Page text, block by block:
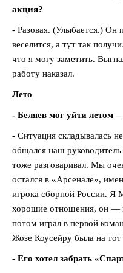
акция?
- Разовая. (Улыбается.) Он
веселится, а тут так
что я могу заметить.
работу наказал.
Лето
- Беляев мог уйти летом
- Ситуация складывалась
общался наш
тоже разговаривал. Мы
остался в «Арсенале»,
игрока сборной России. Я
хорошие отношения, он —
потом играл в первой
Жозе Коусейру была на
- Его хотел забрать